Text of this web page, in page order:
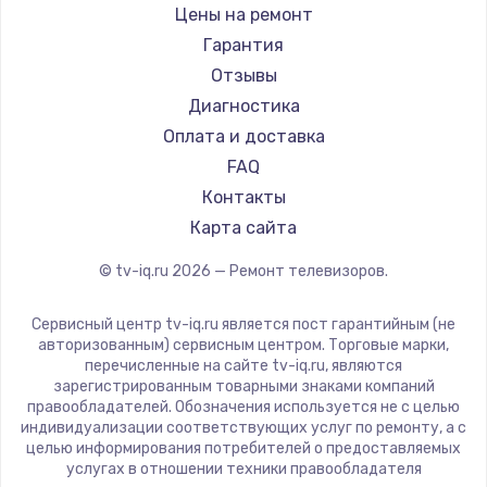
Замена видеокарты
1600 руб.
Ремонт разъема питания
880 руб.
Заказать
Замена видеочипа
Заказать
Замена северного моста
2600 руб.
Заказать
Daewoo
Centek
Telefunken
Hyundai
Doffler
Hiper
Grundig
HITACHI
Yandex
National
iFFALCON
Tuvio
Nord
Цены на ремонт
Гарантия
Отзывы
Диагностика
Оплата и доставка
FAQ
Контакты
Карта сайта
© tv-iq.ru 2026 — Ремонт телевизоров.
Сервисный центр tv-iq.ru является пост гарантийным (не
авторизованным) сервисным центром. Торговые марки,
перечисленные на сайте tv-iq.ru, являются
зарегистрированным товарными знаками компаний
правообладателей. Обозначения используется не с целью
индивидуализации соответствующих услуг по ремонту, а с
целью информирования потребителей о предоставляемых
услугах в отношении техники правообладателя